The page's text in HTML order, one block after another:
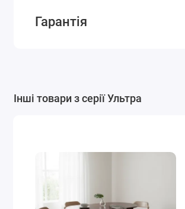
Гарантія
Інші товари з серії Ультра